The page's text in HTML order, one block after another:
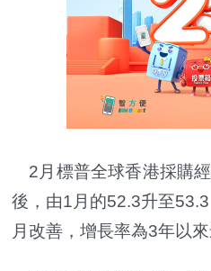
2月標普全球香港採購
後，由1月的52.3升至
月改善，增長率為3年以來